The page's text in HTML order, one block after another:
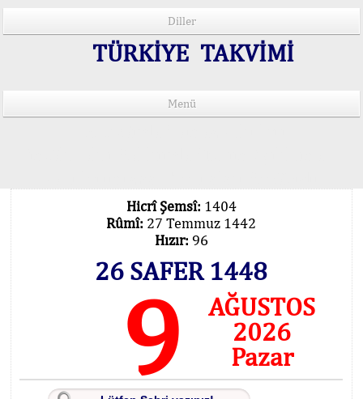
Diller
TÜRKİYE TAKVİMİ
Menü
Hicrî Şemsî: 1404
Rûmî: 27 Temmuz 1442
Hızır: 96
26 SAFER 1448
9
AĞUSTOS
2026
Pazar